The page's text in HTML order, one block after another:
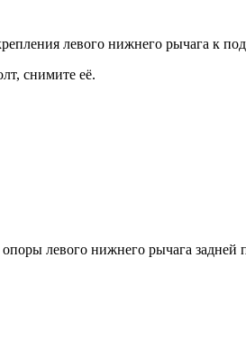
левого нижнего рычага к
снимите её.
левого нижнего ры­чага